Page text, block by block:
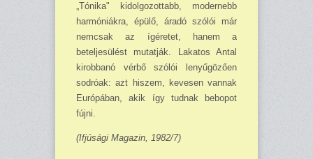
„Tónika" kidolgozottabb, modernebb
harmóniákra, épülő, áradó szólói már
nemcsak az ígéretet, hanem a
beteljesülést mutatják. Lakatos Antal
kirobbanó vérbő szólói lenyűgözően
sodróak: azt hiszem, keve­sen vannak
Európában, akik így tudnak bebopot
fújni.
(Ifjúsági Magazin, 1982/7)